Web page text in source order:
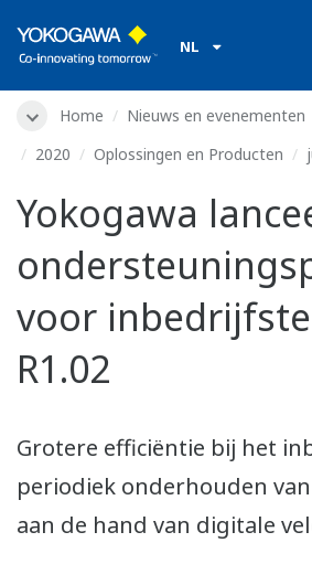
NL
Home Nieuws en evenementen
2020
Oplossingen en Producten
Yokogawa
voor
R1.02
Grotere efficiëntie bij het
periodiek onderhouden
aan de hand van digitale